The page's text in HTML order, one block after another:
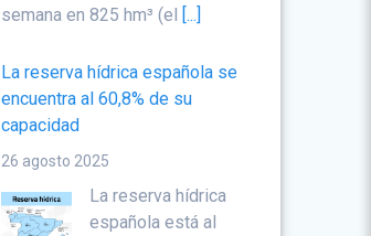
semana en 825 hm³ (el [...]
La reserva hídrica española se
encuentra al 60,8% de su
capacidad
26 agosto 2025
La reserva hídrica
española está al